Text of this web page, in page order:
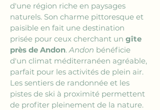
d'une région riche en paysages
naturels. Son charme pittoresque et
paisible en fait une destination
prisée pour ceux cherchant un gîte
près de Andon. Andon bénéficie
d'un climat méditerranéen agréable,
parfait pour les activités de plein air.
Les sentiers de randonnée et les
pistes de ski à proximité permettent
de profiter pleinement de la nature.